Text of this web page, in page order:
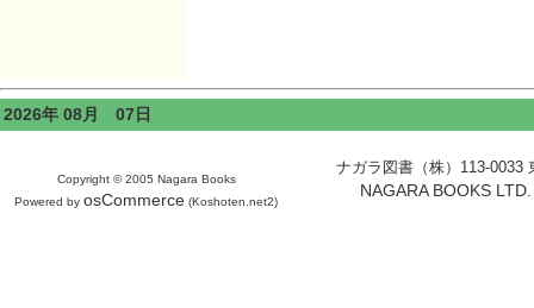
2026年 08月 07日
Copyright © 2005 Nagara Books
Powered by osCommerce (Koshoten.net2)
ナガラ図書（株）113-
NAGARA BOOKS